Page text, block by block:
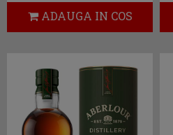
ADAUGA IN COS